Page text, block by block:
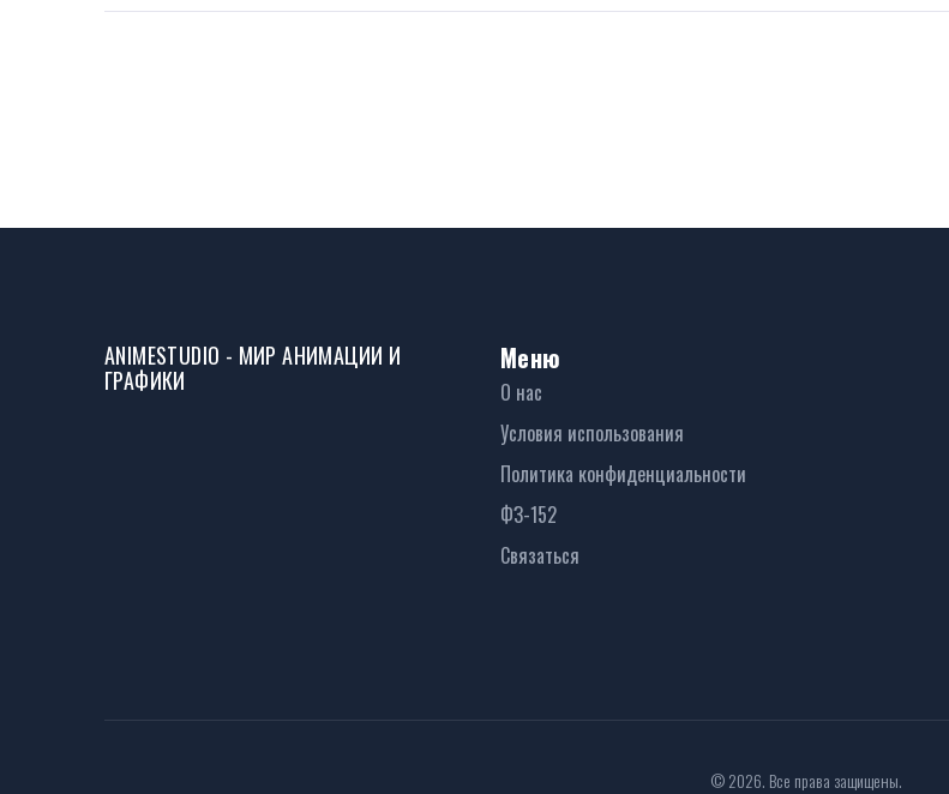
ANIMESTUDIO - МИР АНИМАЦИИ И
ГРАФИКИ
Меню
О нас
Условия использования
Политика конфиденциальности
ФЗ-152
Связаться
© 2026. Все права защищены.